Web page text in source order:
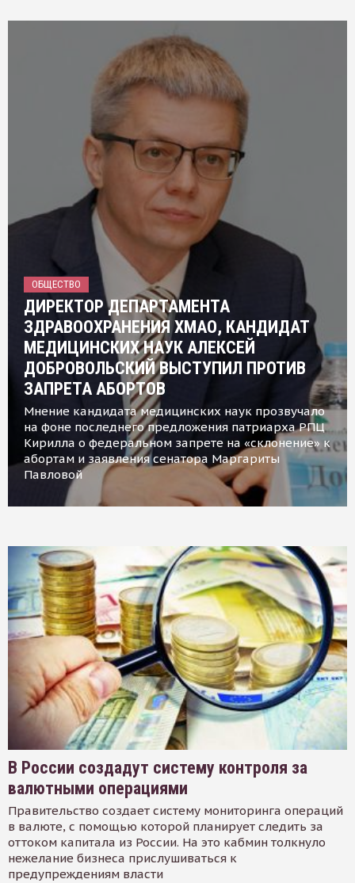
ОБЩЕСТВО
ДИРЕКТОР ДЕПАРТАМЕНТА
ЗДРАВООХРАНЕНИЯ ХМАО, КАНДИДАТ
МЕДИЦИНСКИХ НАУК АЛЕКСЕЙ
ДОБРОВОЛЬСКИЙ ВЫСТУПИЛ ПРОТИВ
ЗАПРЕТА АБОРТОВ
Мнение кандидата медицинских наук прозвучало
на фоне последнего предложения патриарха РПЦ
Кирилла о федеральном запрете на «склонение» к
абортам и заявления сенатора Маргариты
Павловой
В России создадут систему контроля за
валютными операциями
Правительство создает систему мониторинга операций
в валюте, с помощью которой планирует следить за
оттоком капитала из России. На это кабмин толкнуло
нежелание бизнеса прислушиваться к
предупреждениям власти